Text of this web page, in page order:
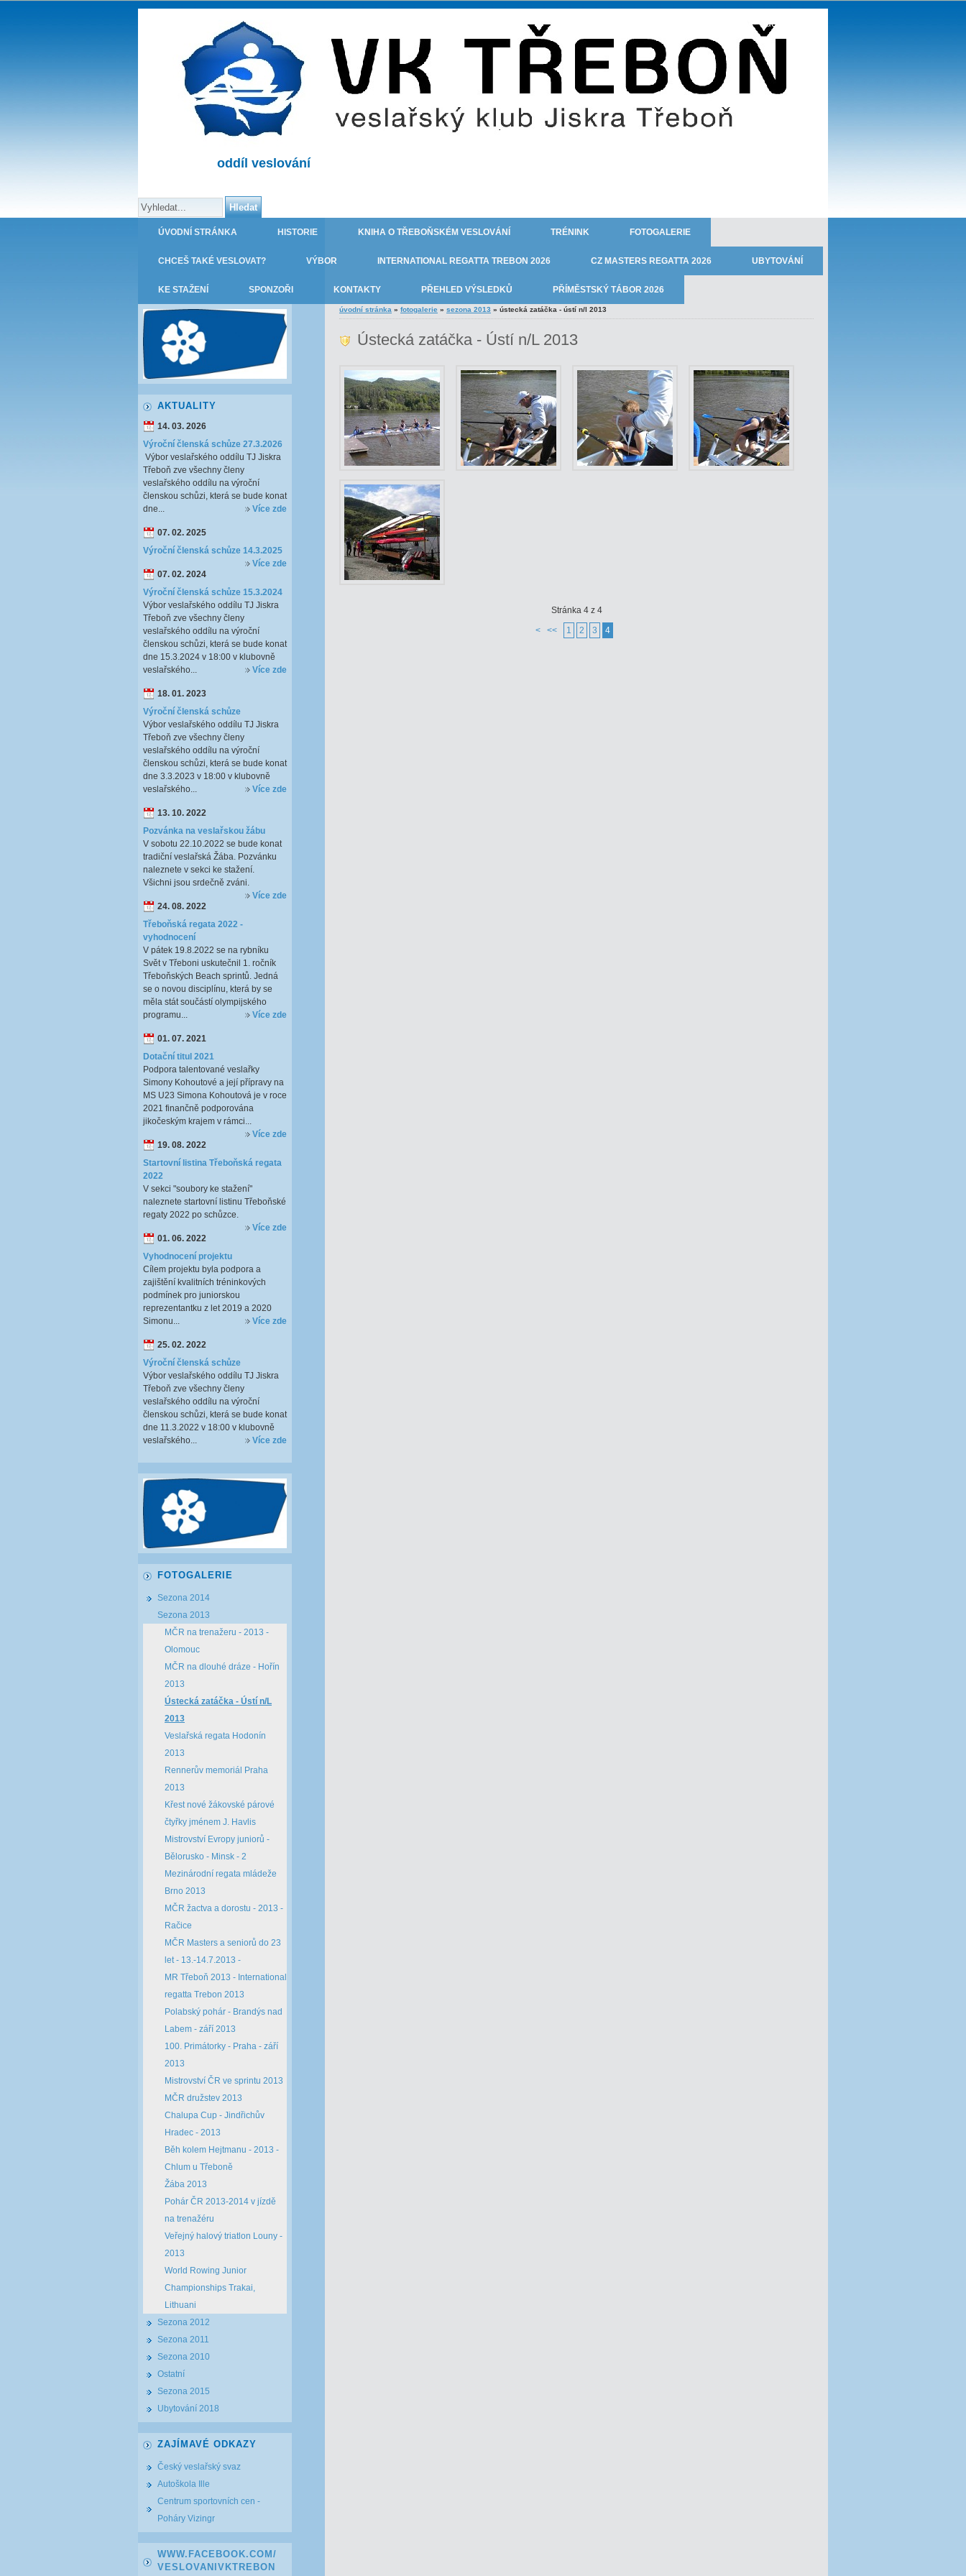
oddíl veslování
TJ JISKRA TŘEBOŇ - oddíl veslování
ÚVODNÍ STRÁNKA HISTORIE KNIHA O TŘEBOŇSKÉM VESLOVÁNÍ TRÉNINK FOTOGALERIE
CHCEŠ TAKÉ VESLOVAT? VÝBOR INTERNATIONAL REGATTA TREBON 2026 CZ MASTERS REGATTA 2026 UBYTOVÁNÍ
KE STAŽENÍ SPONZOŘI KONTAKTY PŘEHLED VÝSLEDKŮ PŘÍMĚSTSKÝ TÁBOR 2026
úvodní stránka » fotogalerie » sezona 2013 » ústecká zatáčka - ústí n/l 2013
Ústecká zatáčka - Ústí n/L 2013
Stránka 4 z 4
<
<< 1 2 3 4
AKTUALITY
14. 03. 2026
Výroční členská schůze 27.3.2026
Výbor veslařského oddílu TJ Jiskra
Třeboň zve všechny členy
veslařského oddílu na výroční
členskou schůzi, která se bude konat
dne...
Více zde
07. 02. 2025
Výroční členská schůze 14.3.2025
Více zde
07. 02. 2024
Výroční členská schůze 15.3.2024
Výbor veslařského oddílu TJ Jiskra
Třeboň zve všechny členy
veslařského oddílu na výroční
členskou schůzi, která se bude konat
dne 15.3.2024 v 18:00 v klubovně
veslařského...
Více zde
18. 01. 2023
Výroční členská schůze
Výbor veslařského oddílu TJ Jiskra
Třeboň zve všechny členy
veslařského oddílu na výroční
členskou schůzi, která se bude konat
dne 3.3.2023 v 18:00 v klubovně
veslařského...
Více zde
13. 10. 2022
Pozvánka na veslařskou žábu
V sobotu 22.10.2022 se bude konat
tradiční veslařská Žába. Pozvánku
naleznete v sekci ke stažení.
Všichni jsou srdečně zváni.
Více zde
24. 08. 2022
Třeboňská regata 2022 -
vyhodnocení
V pátek 19.8.2022 se na rybníku
Svět v Třeboni uskutečnil 1. ročník
Třeboňských Beach sprintů. Jedná
se o novou disciplínu, která by se
měla stát součástí olympijského
programu...
Více zde
01. 07. 2021
Dotační titul 2021
Podpora talentované veslařky
Simony Kohoutové a její přípravy na
MS U23 Simona Kohoutová je v roce
2021 finančně podporována
jikočeským krajem v rámci...
Více zde
19. 08. 2022
Startovní listina Třeboňská regata
2022
V sekci "soubory ke stažení"
naleznete startovní listinu Třeboňské
regaty 2022 po schůzce.
Více zde
01. 06. 2022
Vyhodnocení projektu
Cílem projektu byla podpora a
zajištění kvalitních tréninkových
podmínek pro juniorskou
reprezentantku z let 2019 a 2020
Simonu...
Více zde
25. 02. 2022
Výroční členská schůze
Výbor veslařského oddílu TJ Jiskra
Třeboň zve všechny členy
veslařského oddílu na výroční
členskou schůzi, která se bude konat
dne 11.3.2022 v 18:00 v klubovně
veslařského...
Více zde
FOTOGALERIE
Sezona 2014
Sezona 2013
MČR na trenažeru - 2013 -
Olomouc
MČR na dlouhé dráze - Hořín
2013
Ústecká zatáčka - Ústí n/L
2013
Veslařská regata Hodonín
2013
Rennerův memoriál Praha
2013
Křest nové žákovské párové
čtyřky jménem J. Havlis
Mistrovství Evropy juniorů -
Bělorusko - Minsk - 2
Mezinárodní regata mládeže
Brno 2013
MČR žactva a dorostu - 2013 -
Račice
MČR Masters a seniorů do 23
let - 13.-14.7.2013 -
MR Třeboň 2013 - International
regatta Trebon 2013
Polabský pohár - Brandýs nad
Labem - září 2013
100. Primátorky - Praha - září
2013
Mistrovství ČR ve sprintu 2013
MČR družstev 2013
Chalupa Cup - Jindřichův
Hradec - 2013
Běh kolem Hejtmanu - 2013 -
Chlum u Třeboně
Žába 2013
Pohár ČR 2013-2014 v jízdě
na trenažéru
Veřejný halový triatlon Louny -
2013
World Rowing Junior
Championships Trakai,
Lithuani
Sezona 2012
Sezona 2011
Sezona 2010
Ostatní
Sezona 2015
Ubytování 2018
ZAJÍMAVÉ ODKAZY
Český veslařský svaz
Autoškola Ille
Centrum sportovních cen -
Poháry Vizingr
WWW.FACEBOOK.COM/
VESLOVANIVKTREBON